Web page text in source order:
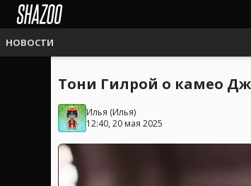
НОВОСТИ
Тони Гилрой о камео
Илья (Илья)
12:40, 20 мая 2025